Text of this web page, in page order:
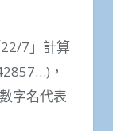
7」計算
，
字名代表